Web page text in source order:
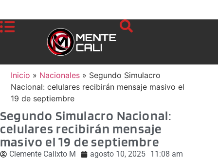
Inicio » Nacionales » Segundo Simulacro
Nacional: celulares recibirán mensaje masivo el
19 de septiembre
Segundo Simulacro Nacional:
celulares recibirán mensaje
masivo el 19 de septiembre
Clemente Calixto M agosto 10, 2025 11:08 am